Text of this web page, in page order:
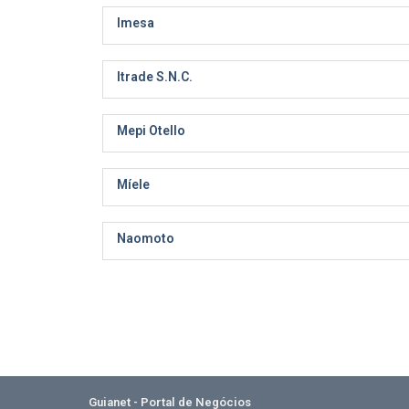
Imesa
Itrade S.N.C.
Mepi Otello
Míele
Naomoto
Guianet - Portal de Negócios